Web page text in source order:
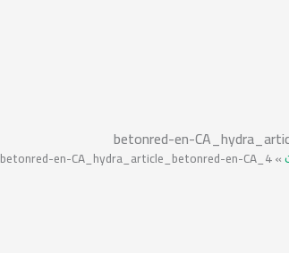
betonred-en-
»
betonred-en-CA_hydra_article_betonred-en-CA_4